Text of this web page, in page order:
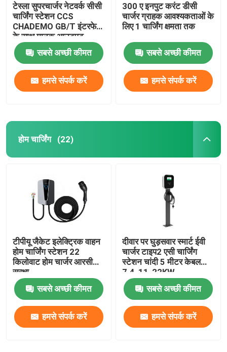
टेस्ला सुपरचार्जर नेटवर्क सीसी
चार्जिंग स्टेशन CCS
CHADEMO GB/T इंटरफेस
के साथ मानक आउटपुट
वोल्टेज 200-1000V
सबसे अच्छी कीमत
हमसे संपर्क करें
300 ए इनपुट करंट डीसी
चार्जर ग्राहक आवश्यकताओं के
लिए 1 चार्जिंग क्षमता तक
सबसे अच्छी कीमत
हमसे संपर्क करें
होम चार्जिंग (22)
टीपीयू जैकेट इलेक्ट्रिक वाहन
होम चार्जिंग स्टेशन 22
किलोवाट होम चार्जर आरसीडी
सुरक्षा
सबसे अच्छी कीमत
हमसे संपर्क करें
दीवार पर घुड़सवार स्मार्ट ईवी
चार्जर टाइप2 एसी चार्जिंग
स्टेशन चांदी 5 मीटर केबल
7.4-11-22KW
सबसे अच्छी कीमत
हमसे संपर्क करें